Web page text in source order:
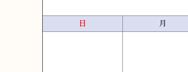
日 月